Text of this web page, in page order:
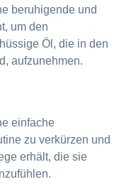
beruhigende und
um den
Öl, die in den
aufzunehmen.
einfache
zu verkürzen und
erhält, die sie